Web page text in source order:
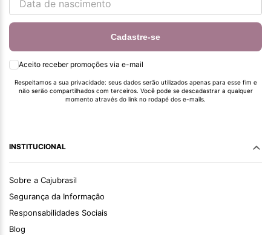
Cadastre-se
Aceito receber promoções via e-mail
Respeitamos a sua privacidade: seus dados serão utilizados apenas para esse fim e
não serão compartilhados com terceiros. Você pode se descadastrar a qualquer
momento através do link no rodapé dos e-mails.
INSTITUCIONAL
Sobre a Cajubrasil
Segurança da Informação
Responsabilidades Sociais
Blog